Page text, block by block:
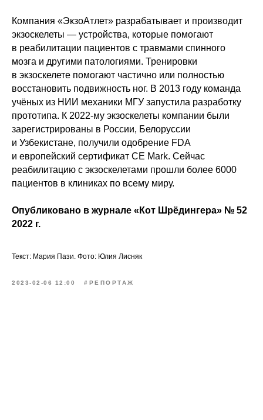
Компания «ЭкзоАтлет» разрабатывает и производит
экзоскелеты — устройства, которые помогают
в реабилитации пациентов с травмами спинного
мозга и другими патологиями. Тренировки
в экзоскелете помогают частично или полностью
восстановить подвижность ног. В 2013 году команда
учёных из НИИ механики МГУ запустила разработку
прототипа. К 2022-му экзоскелеты компании были
зарегистрированы в России, Белоруссии
и Узбекистане, получили одобрение FDA
и европейский сертификат CE Mark. Сейчас
реабилитацию с экзоскелетами прошли более 6000
пациентов в клиниках по всему миру.
Опубликовано в журнале «Кот Шрёдингера» № 52
2022 г.
Текст: Мария Пази. Фото: Юлия Лисняк
2023-02-06 12:00 #РЕПОРТАЖ